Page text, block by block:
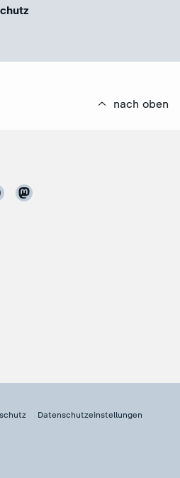
nach oben
Datenschutzeinstellungen